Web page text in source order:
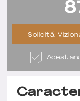
Solicită
Acest